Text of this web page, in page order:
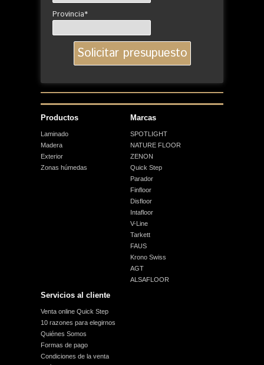
Provincia*
Productos
Laminado
Madera
Exterior
Zonas húmedas
Marcas
SPOTLIGHT
NATURE FLOOR
ZENON
Quick Step
Parador
Finfloor
Disfloor
Intafloor
V-Line
Tarkett
FAUS
Krono Swiss
AGT
ALSAFLOOR
Servicios al cliente
Venta online Quick Step
10 razones para elegirnos
Quiénes Somos
Formas de pago
Condiciones de la venta